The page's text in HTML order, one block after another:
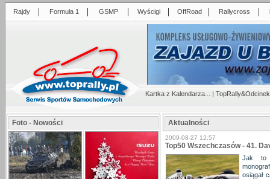
Rajdy | Formuła 1 | GSMP | Wyścigi | OffRoad | Rallycross |
Kartka z Kalendarza... |
Foto - Nowości Aktualności
2009-08-27 12:57
Top50 Wszechczasów - 41.
Jak to
osiągał